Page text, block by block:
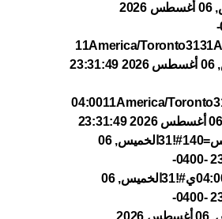
04:004931#31الخميس, 06 أغسطس 2026
23:31:49 -0400-04:00-
11America/
31 06م31م-31الخميس, 06 أغسطس 2026 23:31:49
04:0011America/
2026312026الخميس, 06 أغسطس 2026 23:31:49
-04003111318مالخميس=140#!31الخميس, 06
أغسطس 2026 23:31:49 -0400-
04:00America/Toronto8#ي#!31الخميس, 06
أغسطس 2026 23:31:49 -0400-